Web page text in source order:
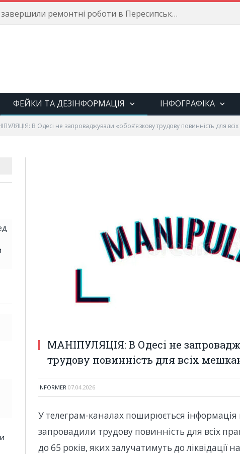
Енергетики завершили ремонтні роботи в Пересипському районі
ФЕЙКИ ТА ДЕЗІНФОРМАЦІЯ ІНФОГРАФІКА
В Одесі не запроваджували «обов’язкову трудову повинність для
МАНІПУЛЯЦІЯ: В Одесі не
трудову повинність для всіх
INFORMER 07.04.2026
У телеграм-каналах поширюється інформація
запровадили трудову повинність для всіх
до 65 років, яких залучатимуть до ліквідації